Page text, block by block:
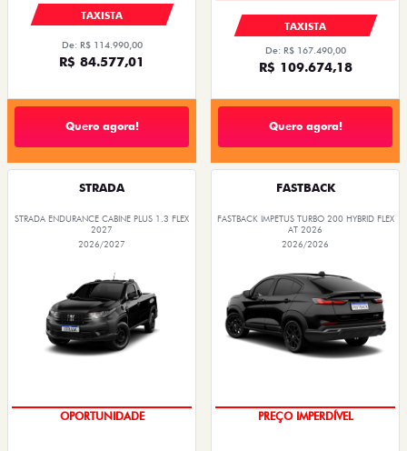
TAXISTA
De: R$ 114.990,00
R$ 84.577,01
Quero agora!
TAXISTA
De: R$ 167.490,00
R$ 109.674,18
Quero agora!
STRADA
STRADA ENDURANCE CABINE PLUS 1.3 FLEX
2027
2026/2027
PREÇOS REDUZIDOS
FASTBACK
FASTBACK IMPETUS TURBO 200 HYBRID FLEX
AT 2026
2026/2026
OPORTUNIDADE